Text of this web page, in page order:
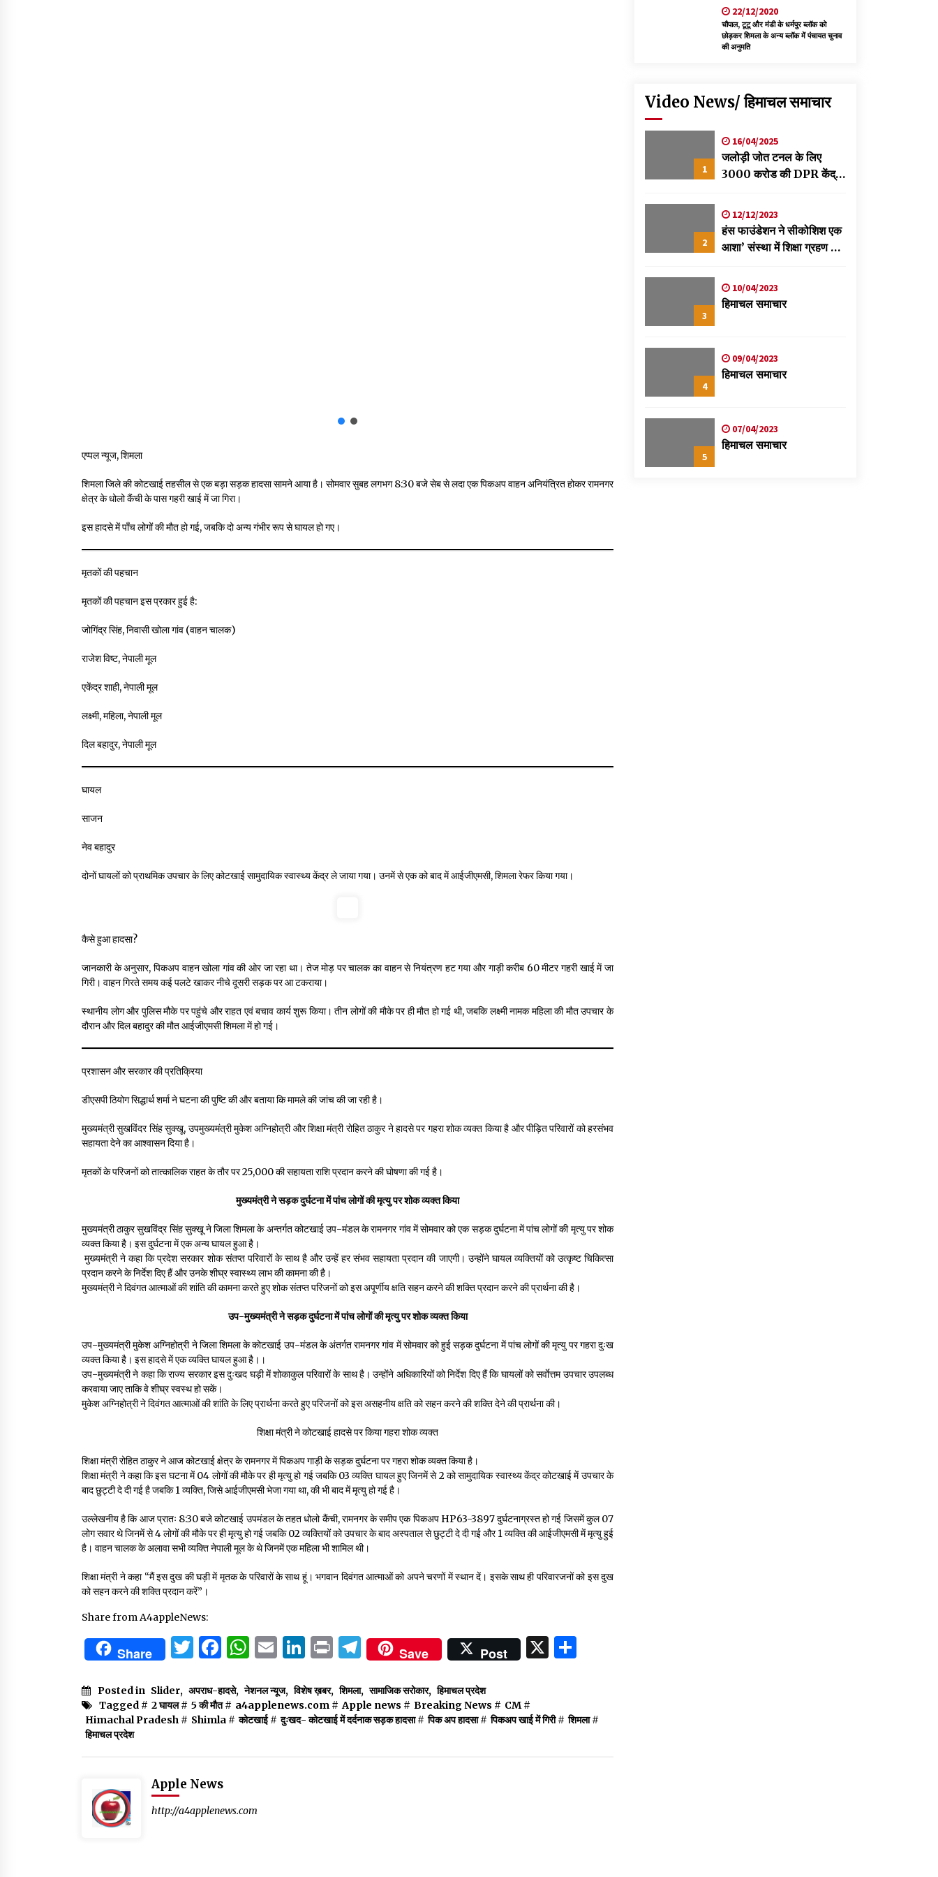
एप्पल न्यूज, शिमला
शिमला जिले की कोटखाई तहसील से एक बड़ा सड़क हादसा सामने आया है। सोमवार सुबह लगभग 8:30 बजे सेब से लदा एक पिकअप वाहन अनियंत्रित होकर रामनगर
क्षेत्र के धोलो कैंची के पास गहरी खाई में जा गिरा।
इस हादसे में पाँच लोगों की मौत हो गई, जबकि दो अन्य गंभीर रूप से घायल हो गए।
मृतकों की पहचान
मृतकों की पहचान इस प्रकार हुई है:
जोगिंद्र सिंह, निवासी खोला गांव (वाहन चालक)
राजेश विष्ट, नेपाली मूल
एकेंद्र शाही, नेपाली मूल
लक्ष्मी, महिला, नेपाली मूल
दिल बहादुर, नेपाली मूल
घायल
साजन
नेव बहादुर
दोनों घायलों को प्राथमिक उपचार के लिए कोटखाई सामुदायिक स्वास्थ्य केंद्र ले जाया गया। उनमें से एक को बाद में आईजीएमसी, शिमला रेफर किया गया।
कैसे हुआ हादसा?
जानकारी के अनुसार, पिकअप वाहन खोला गांव की ओर जा रहा था। तेज मोड़ पर चालक का वाहन से नियंत्रण हट गया और गाड़ी करीब 60 मीटर गहरी खाई में जा
गिरी। वाहन गिरते समय कई पलटे खाकर नीचे दूसरी सड़क पर आ टकराया।
स्थानीय लोग और पुलिस मौके पर पहुंचे और राहत एवं बचाव कार्य शुरू किया। तीन लोगों की मौके पर ही मौत हो गई थी, जबकि लक्ष्मी नामक महिला की मौत उपचार के
दौरान और दिल बहादुर की मौत आईजीएमसी शिमला में हो गई।
प्रशासन और सरकार की प्रतिक्रिया
डीएसपी ठियोग सिद्धार्थ शर्मा ने घटना की पुष्टि की और बताया कि मामले की जांच की जा रही है।
मुख्यमंत्री सुखविंदर सिंह सुक्खू, उपमुख्यमंत्री मुकेश अग्निहोत्री और शिक्षा मंत्री रोहित ठाकुर ने हादसे पर गहरा शोक व्यक्त किया है और पीड़ित परिवारों को हरसंभव
सहायता देने का आश्वासन दिया है।
मृतकों के परिजनों को तात्कालिक राहत के तौर पर ₹25,000 की सहायता राशि प्रदान करने की घोषणा की गई है।
मुख्यमंत्री ने सड़क दुर्घटना में पांच लोगों की मृत्यु पर शोक व्यक्त किया
मुख्यमंत्री ठाकुर सुखविंद्र सिंह सुक्खू ने जिला शिमला के अन्तर्गत कोटखाई उप-मंडल के रामनगर गांव में सोमवार को एक सड़क दुर्घटना में पांच लोगों की मृत्यु पर शोक
व्यक्त किया है। इस दुर्घटना में एक अन्य घायल हुआ है।
मुख्यमंत्री ने कहा कि प्रदेश सरकार शोक संतप्त परिवारों के साथ है और उन्हें हर संभव सहायता प्रदान की जाएगी। उन्होंने घायल व्यक्तियों को उत्कृष्ट चिकित्सा
प्रदान करने के निर्देश दिए हैं और उनके शीघ्र स्वास्थ्य लाभ की कामना की है।
मुख्यमंत्री ने दिवंगत आत्माओं की शांति की कामना करते हुए शोक संतप्त परिजनों को इस अपूर्णीय क्षति सहन करने की शक्ति प्रदान करने की प्रार्थना की है।
उप-मुख्यमंत्री ने सड़क दुर्घटना में पांच लोगों की मृत्यु पर शोक व्यक्त किया
उप-मुख्यमंत्री मुकेश अग्निहोत्री ने जिला शिमला के कोटखाई उप-मंडल के अंतर्गत रामनगर गांव में सोमवार को हुई सड़क दुर्घटना में पांच लोगों की मृत्यु पर गहरा दुःख
व्यक्त किया है। इस हादसे में एक व्यक्ति घायल हुआ है।।
उप-मुख्यमंत्री ने कहा कि राज्य सरकार इस दुःखद घड़ी में शोकाकुल परिवारों के साथ है। उन्होंने अधिकारियों को निर्देश दिए हैं कि घायलों को सर्वाेत्तम उपचार उपलब्ध
करवाया जाए ताकि वे शीघ्र स्वस्थ हो सकें।
मुकेश अग्निहोत्री ने दिवंगत आत्माओं की शांति के लिए प्रार्थना करते हुए परिजनों को इस असहनीय क्षति को सहन करने की शक्ति देने की प्रार्थना की।
शिक्षा मंत्री ने कोटखाई हादसे पर किया गहरा शोक व्यक्त
शिक्षा मंत्री रोहित ठाकुर ने आज कोटखाई क्षेत्र के रामनगर में पिकअप गाड़ी के सड़क दुर्घटना पर गहरा शोक व्यक्त किया है।
शिक्षा मंत्री ने कहा कि इस घटना में 04 लोगों की मौके पर ही मृत्यु हो गई जबकि 03 व्यक्ति घायल हुए जिनमें से 2 को सामुदायिक स्वास्थ्य केंद्र कोटखाई में उपचार के
बाद छुट्टी दे दी गई है जबकि 1 व्यक्ति, जिसे आईजीएमसी भेजा गया था, की भी बाद में मृत्यु हो गई है।
उल्लेखनीय है कि आज प्रातः 8:30 बजे कोटखाई उपमंडल के तहत धोलो कैंची, रामनगर के समीप एक पिकअप HP63-3897 दुर्घटनाग्रस्त हो गई जिसमें कुल 07
लोग सवार थे जिनमें से 4 लोगों की मौके पर ही मृत्यु हो गई जबकि 02 व्यक्तियों को उपचार के बाद अस्पताल से छुट्टी दे दी गई और 1 व्यक्ति की आईजीएमसी में मृत्यु हुई
है। वाहन चालक के अलावा सभी व्यक्ति नेपाली मूल के थे जिनमें एक महिला भी शामिल थी।
शिक्षा मंत्री ने कहा “मैं इस दुख की घड़ी में मृतक के परिवारों के साथ हूं। भगवान दिवंगत आत्माओं को अपने चरणों में स्थान दें। इसके साथ ही परिवारजनों को इस दुख
को सहन करने की शक्ति प्रदान करें”।
Share from A4appleNews:
Share Twitter
Facebook
WhatsApp
EmailLinkedIn
PrintTelegram
Save Post X
Posted in Slider, अपराध-हादसे, नेशनल न्यूज, विशेष ख़बर, शिमला, सामाजिक सरोकार, हिमाचल प्रदेश
Tagged # 2 घायल# 5 की मौत# a4applenews.com # Apple news # Breaking News # CM#
Himachal Pradesh # Shimla # कोटखाई# दुःखद- कोटखाई में दर्दनाक सड़क हादसा# पिक अप हादसा# पिकअप खाई में गिरी# शिमला#
हिमाचल प्रदेश
Apple News
http://a4applenews.com
22/12/2020
चौपाल, टूटू और मंडी के धर्मपुर ब्लॉक को
छोड़कर शिमला के अन्य ब्लॉक में पंचायत चुनाव
की अनुमति
Video News/ हिमाचल समाचार
1
16/04/2025
जलोड़ी जोत टनल के लिए
3000 करोड की DPR केंद्र
विक्रमादित्य
2
12/12/2023
हंस फाउंडेशन ने सीकोशिश एक
आशा’ संस्था में शिक्षा ग्रहण कर
स्वास्थ्य शिविर
3
10/04/2023
हिमाचल समाचार
4
09/04/2023
हिमाचल समाचार
5
07/04/2023
हिमाचल समाचार